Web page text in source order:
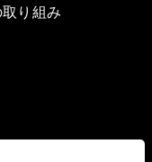
り組み